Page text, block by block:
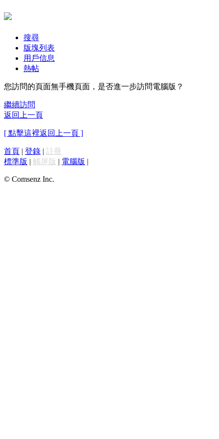
搜尋
版塊列表
用戶信息
熱帖
您訪問的頁面無手機頁面，是否進一步訪問電腦版？
繼續訪問
返回上一頁
[ 點擊這裡返回上一頁 ]
首頁 | 登錄 | 註冊
標準版 | 觸屏版 | 電腦版 |
© Comsenz Inc.